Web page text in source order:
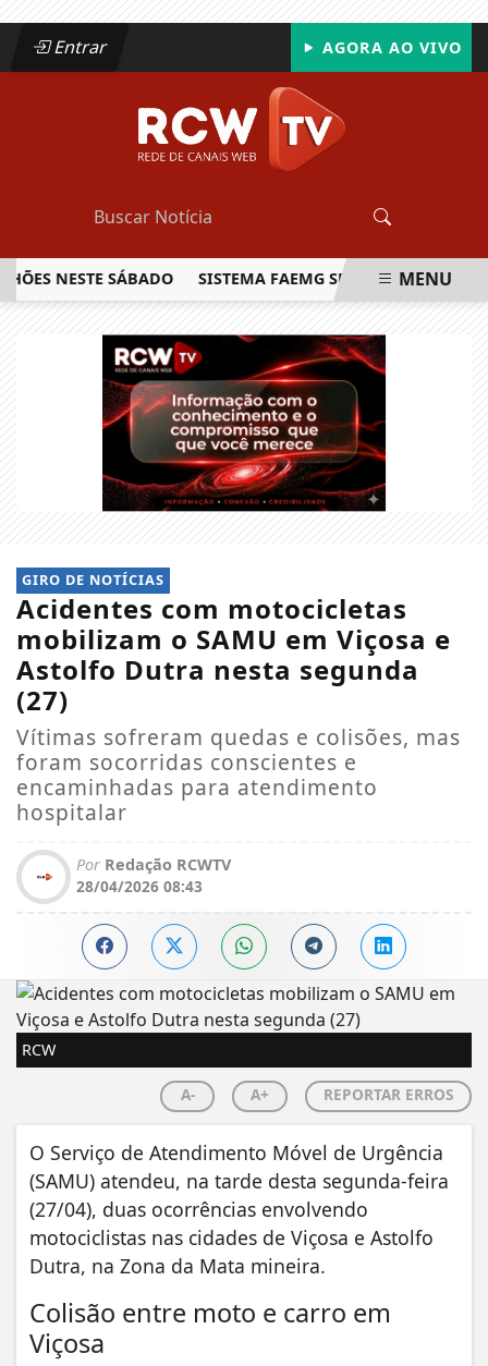
Entrar AGORA AO VIVO
NESTE SÁBADO SISTEMA FAEMG SENAR LANÇA O
MENU
GIRO DE NOTÍCIAS
Acidentes com motocicletas
mobilizam o SAMU em Viçosa e
Astolfo Dutra nesta segunda
(27)
Vítimas sofreram quedas e colisões, mas
foram socorridas conscientes e
encaminhadas para atendimento
hospitalar
Por Redação RCWTV
28/04/2026 08:43
RCW
A- A+ REPORTAR ERROS
O Serviço de Atendimento Móvel de Urgência
(SAMU) atendeu, na tarde desta segunda-feira
(27/04), duas ocorrências envolvendo
motociclistas nas cidades de Viçosa e Astolfo
Dutra, na Zona da Mata mineira.
Colisão entre moto e carro em
Viçosa